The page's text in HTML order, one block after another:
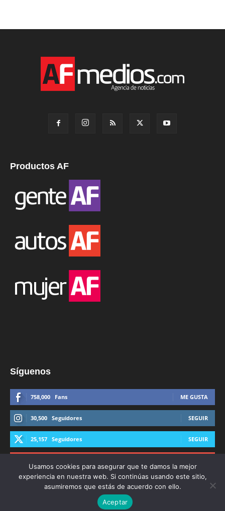
Productos AF
Síguenos
758,000 Fans ME GUSTA
30,500 Seguidores SEGUIR
25,157 Seguidores SEGUIR
© Derechos Reservados AFmedios 2021
Usamos cookies para asegurar que te damos la mejor
experiencia en nuestra web. Si continúas usando este sitio,
asumiremos que estás de acuerdo con ello.
Aceptar